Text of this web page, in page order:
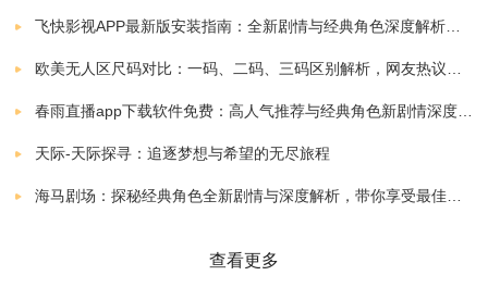
在线压缩PDF文件大小，为您的设备节省储存空间
天际-天际探寻：追逐梦想与希望的无尽旅程
查看更多